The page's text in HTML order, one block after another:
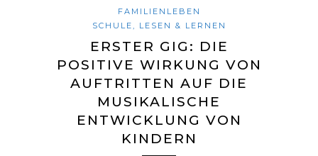
FAMILIENLEBEN
SCHULE, LESEN & LERNEN
ERSTER GIG: DIE
POSITIVE WIRKUNG VON
AUFTRITTEN AUF DIE
MUSIKALISCHE
ENTWICKLUNG VON
KINDERN